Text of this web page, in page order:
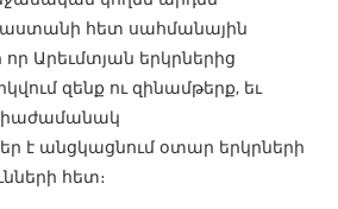
հետ սահմանային
Արեւմտյան երկրներից
զենք ու զինամթերք, եւ
է անցկացնում օտար երկրների
հետ։